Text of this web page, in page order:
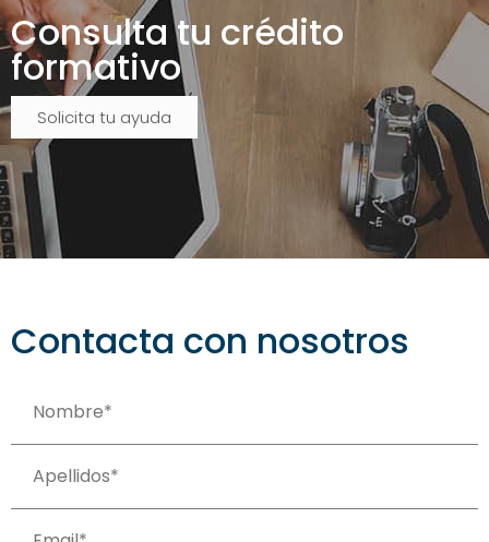
Consulta tu crédito
formativo
Solicita tu ayuda
Contacta con nosotros